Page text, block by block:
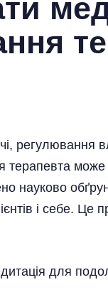
регулювання
може
науково
і себе.